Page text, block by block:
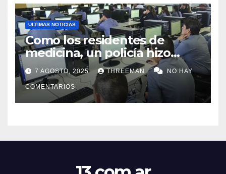
ULTIMAS NOTICIAS
Como los residentes de
medicina, un policía hizo
trampa en un examen para
obtener un ascenso en Santa
Fe y fue suspendido
7 AGOSTO, 2025 THREEMAN NO HAY
COMENTARIOS